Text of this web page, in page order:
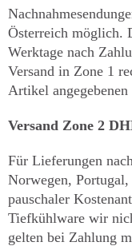
Österreich möglich.
Werktage nach
Versand in Zone 1
Artikel
Versand Zone 2
Für Lieferungen
Norwegen,
pauschaler
Tiefkühlware wir
gelten bei Zahlung